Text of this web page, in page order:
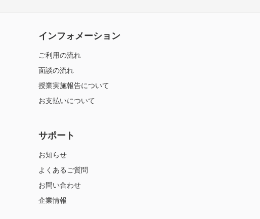
インフォメーション
ご利用の流れ
面談の流れ
授業実施報告について
お支払いについて
サポート
お知らせ
よくあるご質問
お問い合わせ
企業情報